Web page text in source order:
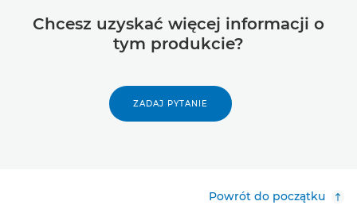
Chcesz uzyskać więcej informacji o
tym produkcie?
ZADAJ PYTANIE
Powrót do początku